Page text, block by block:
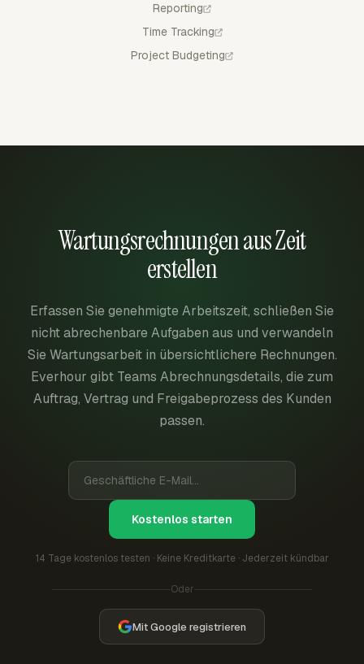
Reporting
Time Tracking
Project Budgeting
Wartungsrechnungen aus Zeit
erstellen
Erfassen Sie genehmigte Arbeitszeit, schließen Sie
nicht abrechenbare Aufgaben aus und verwandeln
Sie Wartungsarbeit in übersichtlichere Rechnungen.
Everhour gibt Teams Abrechnungsdetails, die zum
Auftrag, Vertrag und Freigabeprozess des Kunden
passen.
Kostenlos starten
14 Tage kostenlos testen · Keine Kreditkarte · Jederzeit kündbar
Oder
Mit Google registrieren